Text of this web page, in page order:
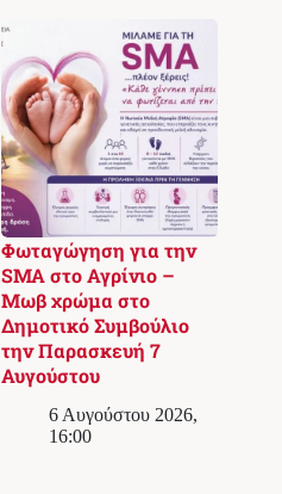
Φωταγώγηση για την
SMA στο Αγρίνιο –
Μωβ χρώμα στο
Δημοτικό Συμβούλιο
την Παρασκευή 7
Αυγούστου
6 Αυγούστου 2026,
16:00